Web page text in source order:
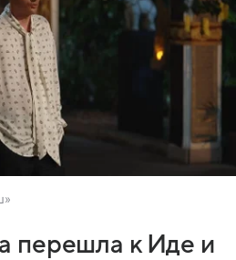
перешла к Иде и